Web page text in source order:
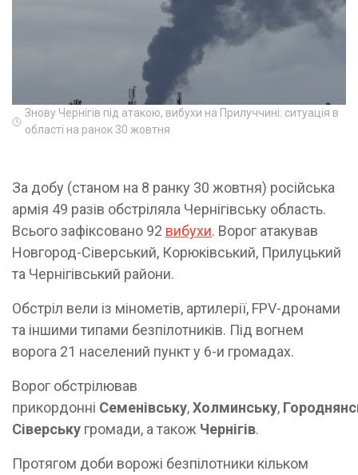
Знову Чернігів під атакою, вибухи на Прилуччині: ситуація в
області на ранок 30 жовтня
За добу (станом на 8 ранку 30 жовтня) російська
армія 49 разів обстріляла Чернігівську область.
Всього зафіксовано 92 вибухи. Ворог атакував
Новгород-Сіверський, Корюківський, Прилуцький
та Чернігівський райони.
Обстріл вели із мінометів, артилерії, FPV-дронами
та іншими типами безпілотників. Під вогнем
ворога 21 населений пункт у 6-и громадах.
Ворог обстрілював
прикордонні Семенівську,Холминську,
Сіверську громади, а також Чернігів.
Протягом доби ворожі безпілотники кільком